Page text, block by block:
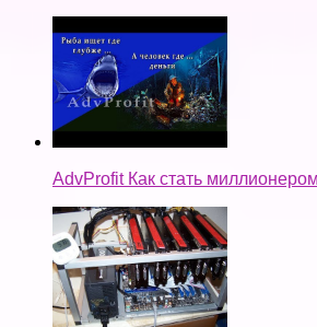
AdvProfit Как стать